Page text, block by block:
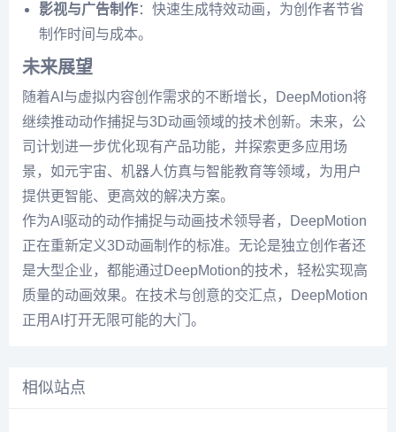
影视与广告制作：快速生成特效动画，为创作者节省
制作时间与成本。
未来展望
随着AI与虚拟内容创作需求的不断增长，DeepMotion将
继续推动动作捕捉与3D动画领域的技术创新。未来，公
司计划进一步优化现有产品功能，并探索更多应用场
景，如元宇宙、机器人仿真与智能教育等领域，为用户
提供更智能、更高效的解决方案。
作为AI驱动的动作捕捉与动画技术领导者，DeepMotion
正在重新定义3D动画制作的标准。无论是独立创作者还
是大型企业，都能通过DeepMotion的技术，轻松实现高
质量的动画效果。在技术与创意的交汇点，DeepMotion
正用AI打开无限可能的大门。
相似站点